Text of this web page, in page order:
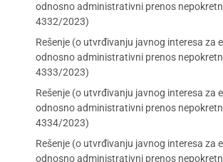
odnosno administrativni prenos
4332/2023)
Rešenje (o utvrđivanju javnog interesa za
odnosno administrativni prenos
4333/2023)
Rešenje (o utvrđivanju javnog interesa za
odnosno administrativni prenos
4334/2023)
Rešenje (o utvrđivanju javnog interesa za
odnosno administrativni prenos